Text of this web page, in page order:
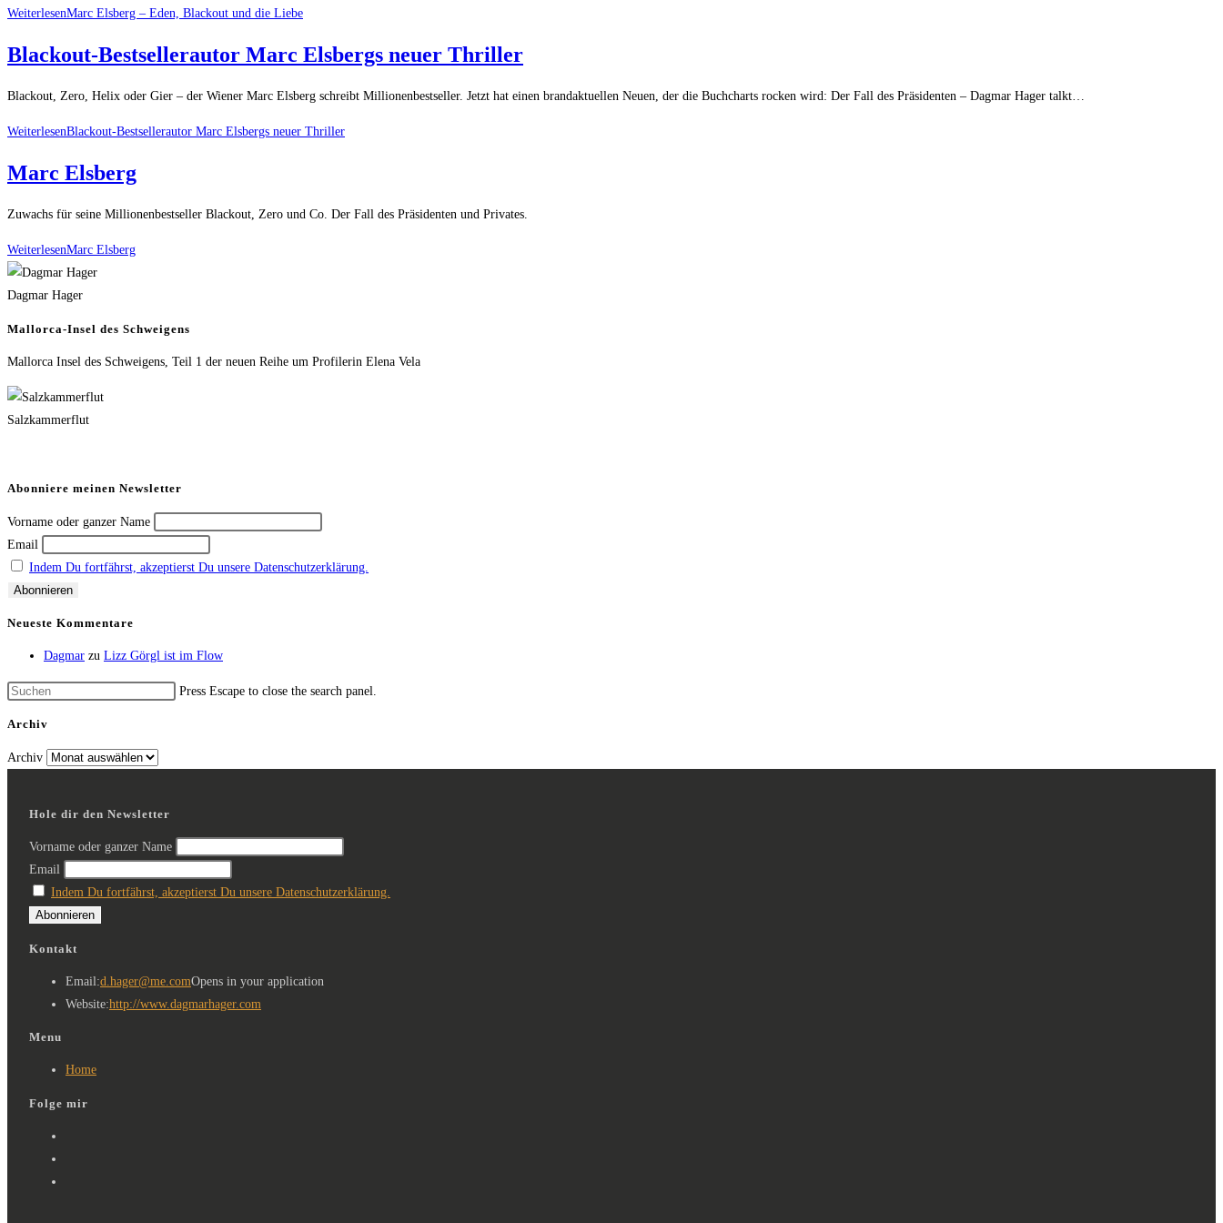
WeiterlesenMarc Elsberg – Eden, Blackout und die Liebe
Blackout-Bestsellerautor Marc Elsbergs neuer Thriller
Blackout, Zero, Helix oder Gier – der Wiener Marc Elsberg schreibt Millionenbestseller. Jetzt hat einen brandaktuellen Neuen, der die Buchcharts rocken wird: Der Fall des Präsidenten – Dagmar Hager talkt…
WeiterlesenBlackout-Bestsellerautor Marc Elsbergs neuer Thriller
Marc Elsberg
Zuwachs für seine Millionenbestseller Blackout, Zero und Co. Der Fall des Präsidenten und Privates.
WeiterlesenMarc Elsberg
Dagmar Hager
Mallorca-Insel des Schweigens
Mallorca Insel des Schweigens, Teil 1 der neuen Reihe um Profilerin Elena Vela
Salzkammerflut
Abonniere meinen Newsletter
Vorname oder ganzer Name
Email
Indem Du fortfährst, akzeptierst Du unsere Datenschutzerklärung.
Neueste Kommentare
Dagmar zu Lizz Görgl ist im Flow
Press Escape to close the search panel.
Archiv
Archiv
Hole dir den Newsletter
Vorname oder ganzer Name
Email
Indem Du fortfährst, akzeptierst Du unsere Datenschutzerklärung.
Kontakt
Email:d.hager@me.comOpens in your application
Website:http://www.dagmarhager.com
Menu
Home
Folge mir